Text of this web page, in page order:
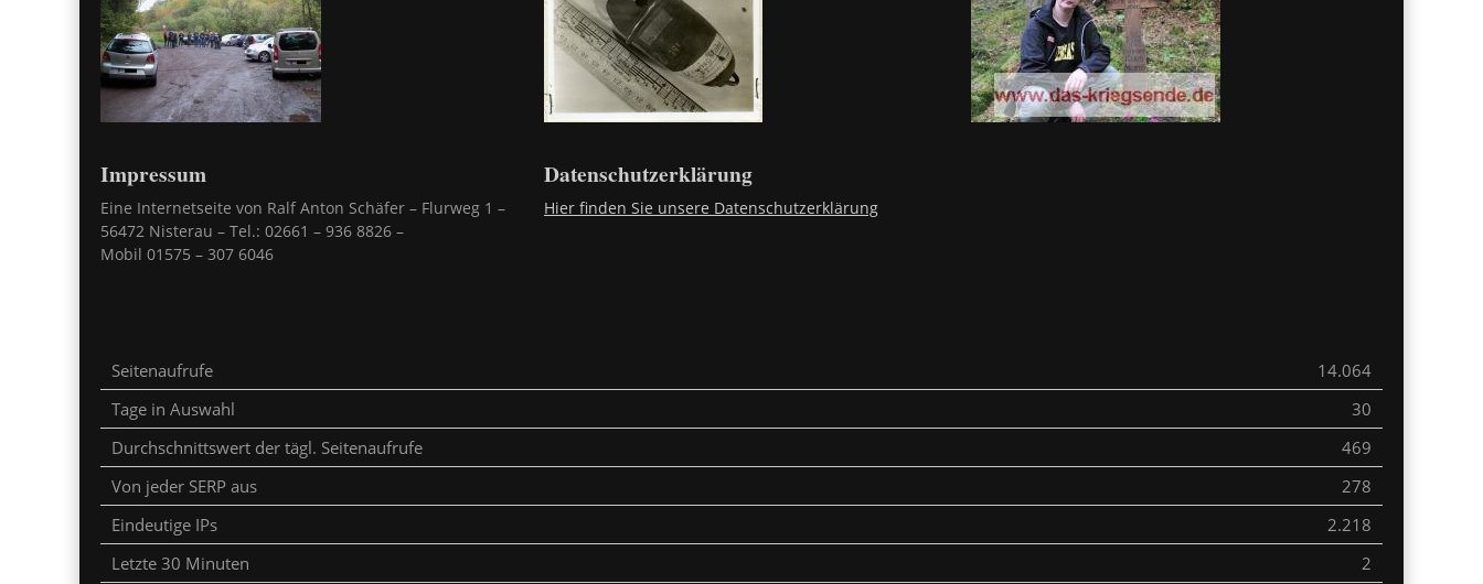
Impressum
Eine Internetseite von Ralf Anton Schäfer – Flurweg 1 –
56472 Nisterau – Tel.: 02661 – 936 8826 –
Mobil 01575 – 307 6046
Datenschutzerklärung
Hier finden Sie unsere Datenschutzerklärung
Seitenaufrufe
14.064
Tage in Auswahl
30
Durchschnittswert der tägl. Seitenaufrufe
469
Von jeder SERP aus
278
Eindeutige IPs
2.218
Letzte 30 Minuten
2